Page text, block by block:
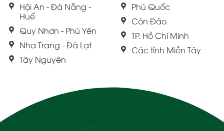
Hội An - Đà Nẵng -
Huế
Quy Nhơn - Phú Yên
Nha Trang - Đà Lạt
Tây Nguyên
Phú Quốc
Côn Đảo
TP. Hồ Chí Minh
Các tỉnh Miền Tây